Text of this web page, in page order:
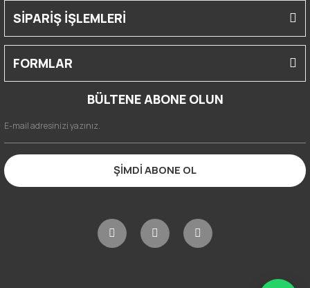
SİPARİŞ İŞLEMLERİ
FORMLAR
BÜLTENE ABONE OLUN
ŞİMDİ ABONE OL